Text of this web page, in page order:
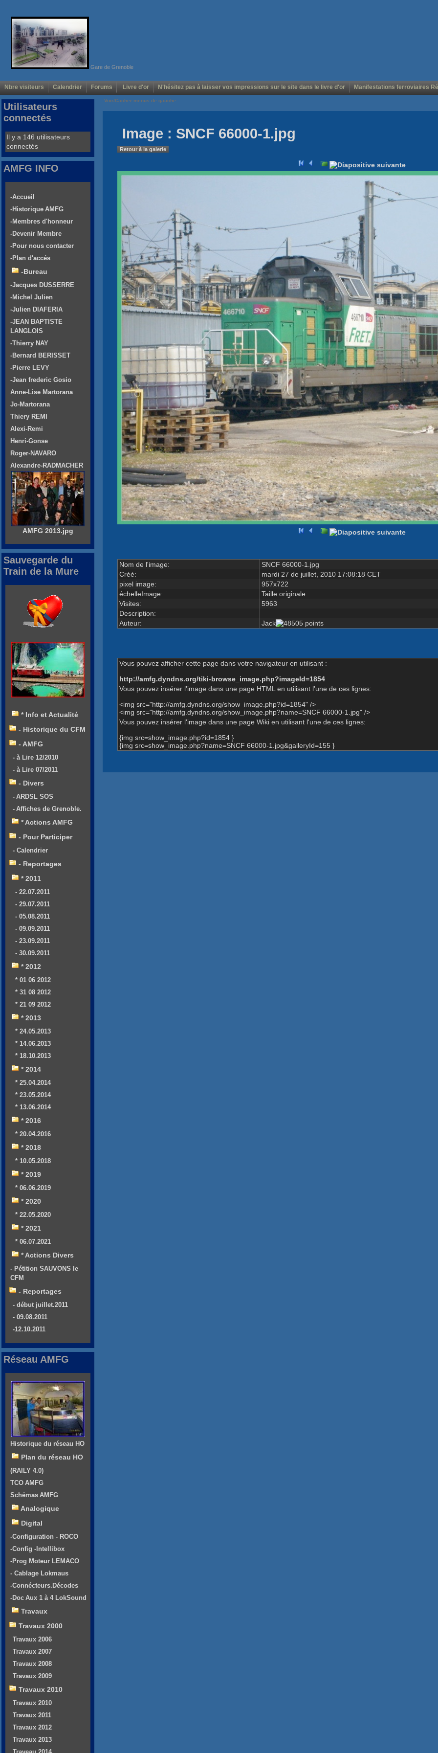
Gare de Grenoble
Nbre visiteurs Calendrier Forums Livre d'or N'hésitez pas à laisser vos impressions sur le site dans le livre d'or Manifestations ferroviaires
Voir/Cacher menus de gauche
Image : SNCF 66000-1.jpg
Retour à la galerie
Nom de l'image:
SNCF 66000-1.jpg
Créé:
mardi 27 de juillet, 2010 17:08:18 CET
pixel image:
957x722
échelleImage:
Taille originale
Visites:
5963
Description:
Auteur:
Jack
Vous pouvez afficher cette page dans votre navigateur en utilisant :
http://amfg.dyndns.org/tiki-browse_image.php?imageId=1854
Vous pouvez insérer l'image dans une page HTML en utilisant l'une de ces lignes:
<img src="http://amfg.dyndns.org/show_image.php?id=1854" />
<img src="http://amfg.dyndns.org/show_image.php?name=SNCF 66000-1.jpg" />
Vous pouvez insérer l'image dans une page Wiki en utilisant l'une de ces lignes:
{img src=show_image.php?id=1854 }
{img src=show_image.php?name=SNCF 66000-1.jpg&galleryId=155 }
Utilisateurs
connectés
Il y a 146 utilisateurs
connectés
AMFG INFO
-Accueil
-Historique AMFG
-Membres d'honneur
-Devenir Membre
-Pour nous contacter
-Plan d'accés
-Bureau
-Jacques DUSSERRE
-Michel Julien
-Julien DIAFERIA
-JEAN BAPTISTE
LANGLOIS
-Thierry NAY
-Bernard BERISSET
-Pierre LEVY
-Jean frederic Gosio
Anne-Lise Martorana
Jo-Martorana
Thiery REMI
Alexi-Remi
Henri-Gonse
Roger-NAVARO
Alexandre-RADMACHER
AMFG 2013.jpg
Sauvegarde du
Train de la Mure
* Info et Actualité
- Historique du CFM
- AMFG
- à Lire 12/2010
- à Lire 07/2011
- Divers
- ARDSL SOS
- Affiches de Grenoble.
* Actions AMFG
- Pour Participer
- Calendrier
- Reportages
* 2011
- 22.07.2011
- 29.07.2011
- 05.08.2011
- 09.09.2011
- 23.09.2011
- 30.09.2011
* 2012
* 01 06 2012
* 31 08 2012
* 21 09 2012
* 2013
* 24.05.2013
* 14.06.2013
* 18.10.2013
* 2014
* 25.04.2014
* 23.05.2014
* 13.06.2014
* 2016
* 20.04.2016
* 2018
* 10.05.2018
* 2019
* 06.06.2019
* 2020
* 22.05.2020
* 2021
* 06.07.2021
* Actions Divers
- Pétition SAUVONS le
CFM
- Reportages
- début juillet.2011
- 09.08.2011
-12.10.2011
Réseau AMFG
Historique du réseau HO
Plan du réseau HO
(RAILY 4.0)
TCO AMFG
Schémas AMFG
Analogique
Digital
-Configuration - ROCO
-Config -Intellibox
-Prog Moteur LEMACO
- Cablage Lokmaus
-Connécteurs.Décodes
-Doc Aux 1 à 4 LokSound
Travaux
Travaux 2000
Travaux 2006
Travaux 2007
Travaux 2008
Travaux 2009
Travaux 2010
Travaux 2010
Travaux 2011
Travaux 2012
Travaux 2013